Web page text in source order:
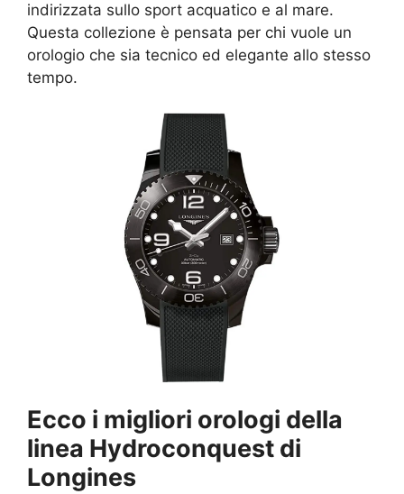
indirizzata sullo sport acquatico e al mare.
Questa collezione è pensata per chi vuole un
orologio che sia tecnico ed elegante allo stesso
tempo.
Ecco i migliori orologi della
linea Hydroconquest di
Longines